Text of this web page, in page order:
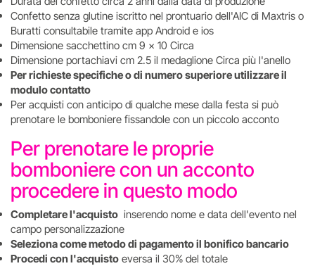
Confetto senza glutine iscritto nel prontuario dell'AIC di Maxtris o
Buratti consultabile tramite app Android e ios
Dimensione sacchettino cm 9 x 10 Circa
Dimensione portachiavi cm 2.5 il medaglione Circa più l'anello
Per richieste specifiche o di numero superiore utilizzare il
modulo contatto
Per acquisti con anticipo di qualche mese dalla festa si può
prenotare le bomboniere fissandole con un piccolo acconto
Per prenotare le proprie
bomboniere con un acconto
procedere in questo modo
Completare l'acquisto inserendo nome e data dell'evento nel
campo personalizzazione
Seleziona come metodo di pagamento il bonifico bancario
Procedi con l'acquisto eversa il 30% del totale